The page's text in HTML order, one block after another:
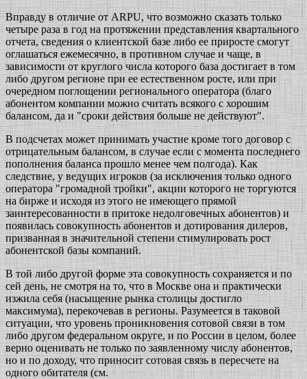
Вправду в отличие от ARPU, что возможно сказать только
четыре раза в год на протяжении представления квартального
отчета, сведения о клиентской базе либо ее приросте смогут
оглашаться ежемесячно, в противном случае и чаще, в
зависимости от круглого числа которого база достигает в том
либо другом регионе при ее естественном росте, или при
очередном поглощении регионального оператора (благо
абонентом компании можно считать всякого с хорошим
балансом, да и "сроки действия больше не действуют".
В подсчетах может принимать участие кроме того договор с
отрицательным балансом, в случае если с момента последнего
пополнения баланса прошло менее чем полгода). Как
следствие, у ведущих игроков (за исключения только одного
оператора "громадной тройки", акции которого не торгуются
на бирже и исходя из этого не имеющего прямой
заинтересованности в притоке недолговечных абонентов) и
появилась совокупность абонентов и дотирования дилеров,
призванная в значительной степени стимулировать рост
абонентской базы компаний.
В той либо другой форме эта совокупность сохраняется и по
сей день, не смотря на то, что в Москве она и практически
изжила себя (насыщение рынка столицы достигло
максимума), перекочевав в регионы. Разумеется в таковой
ситуации, что уровень проникновения сотовой связи в том
либо другом федеральном округе, и по России в целом, более
верно оценивать не только по заявленному числу абонентов,
но и по доходу, что приносит сотовая связь в пересчете на
одного обитателя (см.